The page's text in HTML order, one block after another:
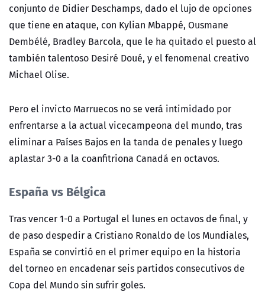
conjunto de Didier Deschamps, dado el lujo de opciones
que tiene en ataque, con Kylian Mbappé, Ousmane
Dembélé, Bradley Barcola, que le ha quitado el puesto al
también talentoso Desiré Doué, y el fenomenal creativo
Michael Olise.
Pero el invicto Marruecos no se verá intimidado por
enfrentarse a la actual vicecampeona del mundo, tras
eliminar a Países Bajos en la tanda de penales y luego
aplastar 3-0 a la coanfitriona Canadá en octavos.
España vs Bélgica
Tras vencer 1-0 a Portugal el lunes en octavos de final, y
de paso despedir a Cristiano Ronaldo de los Mundiales,
España se convirtió en el primer equipo en la historia
del torneo en encadenar seis partidos consecutivos de
Copa del Mundo sin sufrir goles.